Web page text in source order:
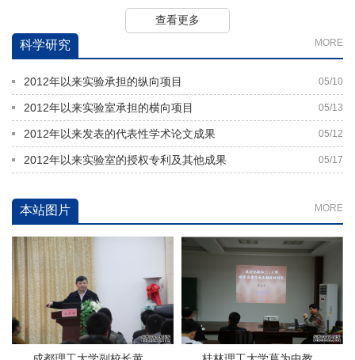
查看更多
MORE
科学研究
05/10
2012年以来实验承担的纵向项目
05/13
2012年以来实验室承担的横向项目
05/12
2012年以来发表的代表性学术论文成果
05/17
2012年以来实验室的授权专利及其他成果
MORE
本站图片